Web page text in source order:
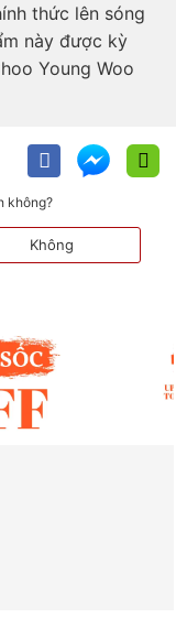
thức lên sóng
này được kỳ
Young Woo
không?
Không